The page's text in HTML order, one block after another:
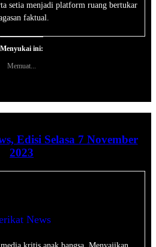
setia menjadi platform ruang bertukar
faktual.
Menyukai ini:
Memuat...
Edisi Selasa 7 November
2023
News